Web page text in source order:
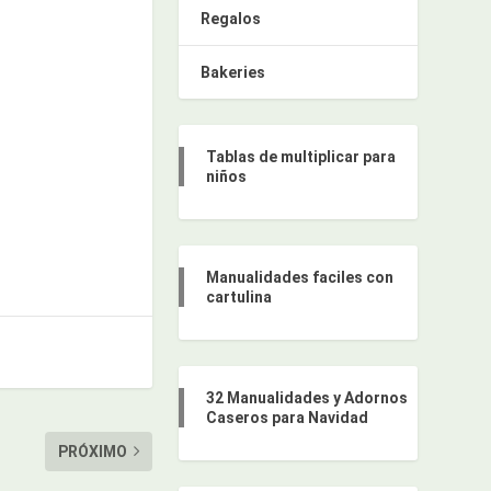
PRÓXIMO
Regalos
Bakeries
Tablas de multiplicar para
niños
Manualidades faciles con
cartulina
32 Manualidades y Adornos
Caseros para Navidad